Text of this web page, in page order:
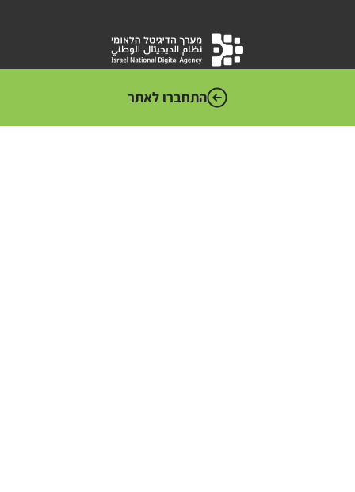
התחברו לאתר
המערך הדיגיטלי הלאומי הוא הגוף האחראי לקידום המהפכה
הדיגיטלית במגזר הציבורי. גוף זה מדווח לשר הכלכלה והתעשייה
ומשמש כמטה טכנולוגי עבור משרדי הממשלה וסוכנויות המדינה.